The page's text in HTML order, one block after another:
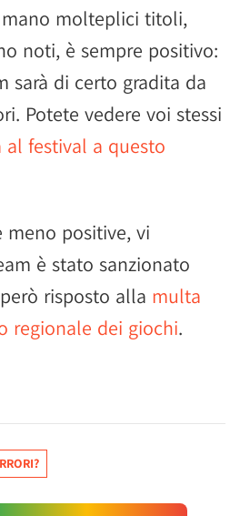
molteplici titoli,
noti, è sempre positivo:
sarà di certo gradita da
Potete vedere voi stessi
festival a questo
meno positive, vi
è stato sanzionato
risposto alla multa
regionale dei giochi.